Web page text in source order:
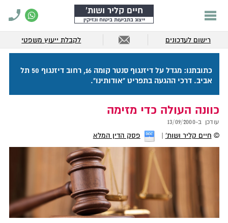
חיים קליר ושות'
ייצוג בתביעות ביטוח ונזיקין
רישום לעדכונים לקבלת ייעוץ משפטי
כתובתנו: מגדל על דיזנגוף סנטר קומה 16, רחוב דיזנגוף 50 תל
אביב. דרכי ההגעה בתפריט "אודותינו".
כוונה העולה כדי מזימה
עודכן ב-13/09/2000
© חיים קליר ושות' פסק הדין המלא